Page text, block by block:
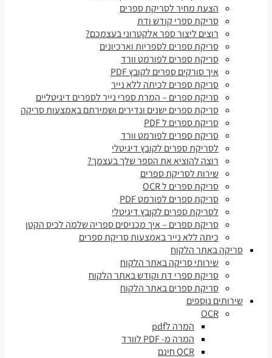
הצעת מחיר לסריקת ספרים
סריקת ספרי קודש ודת
רוצים ליצור ספר אלקטרוני בעצמכם?
סריקת ספרים לספריות וארכיונים
סריקת ספרים לפורמט וורד
איך סורקים ספרים לקובץ PDF
סריקת ספרים לכיתה ללא נייר
סריקת ספרים – המרת ספרי נייר לספרים דיגיטליים
סריקת ספרים ישנים ונדירים ושמירתם באמצעות סריקה
סריקת ספרים ל PDF
סריקת ספרים לפורמט וורד
לסריקת ספרים לקובץ דיגיטלי
רוצה להוציא את הספר שלך בעצמך?
שירות לסריקת ספרים
סריקת ספרים ל OCR
סריקת ספרים לפורמט PDF
לסריקת ספרים לקובץ דיגיטלי
סריקת ספרים – איך מכניסים ספריה שלמה לכיס הקטן
כיתה ללא נייר באמצעות סריקת ספרים
סריקה באתר הלקוח
שירותי סריקה באתר הלקוח
סריקת ספרי דת וקודש באתר הלקוח
סריקת ספרים באתר הלקוח
שירותים נוספים
OCR
המרה לpdf
המרה מ- PDF לוורד
OCR חינם